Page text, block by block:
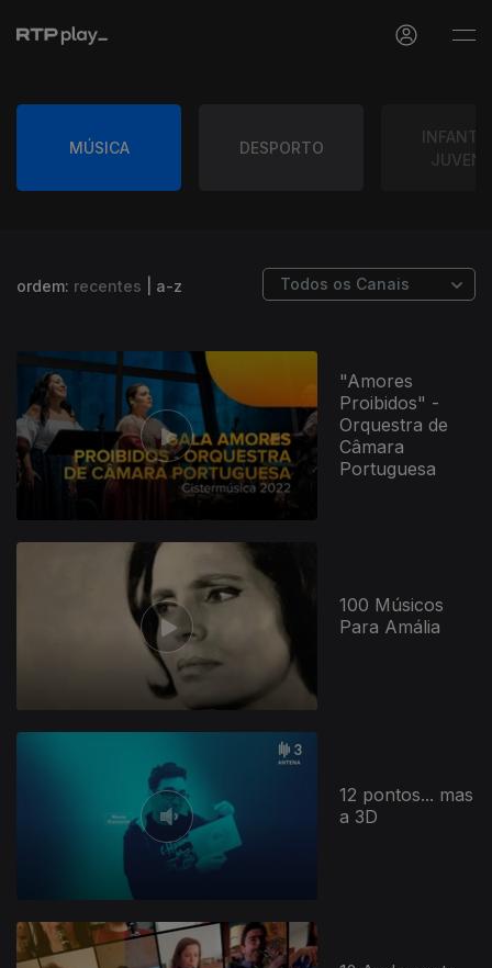
MÚSICA DESPORTO
ordem: recentes a-z
"Amores
Proibidos" -
Orquestra de
Câmara
Portuguesa
100 Músicos
Para Amália
12 pontos... mas
a 3D